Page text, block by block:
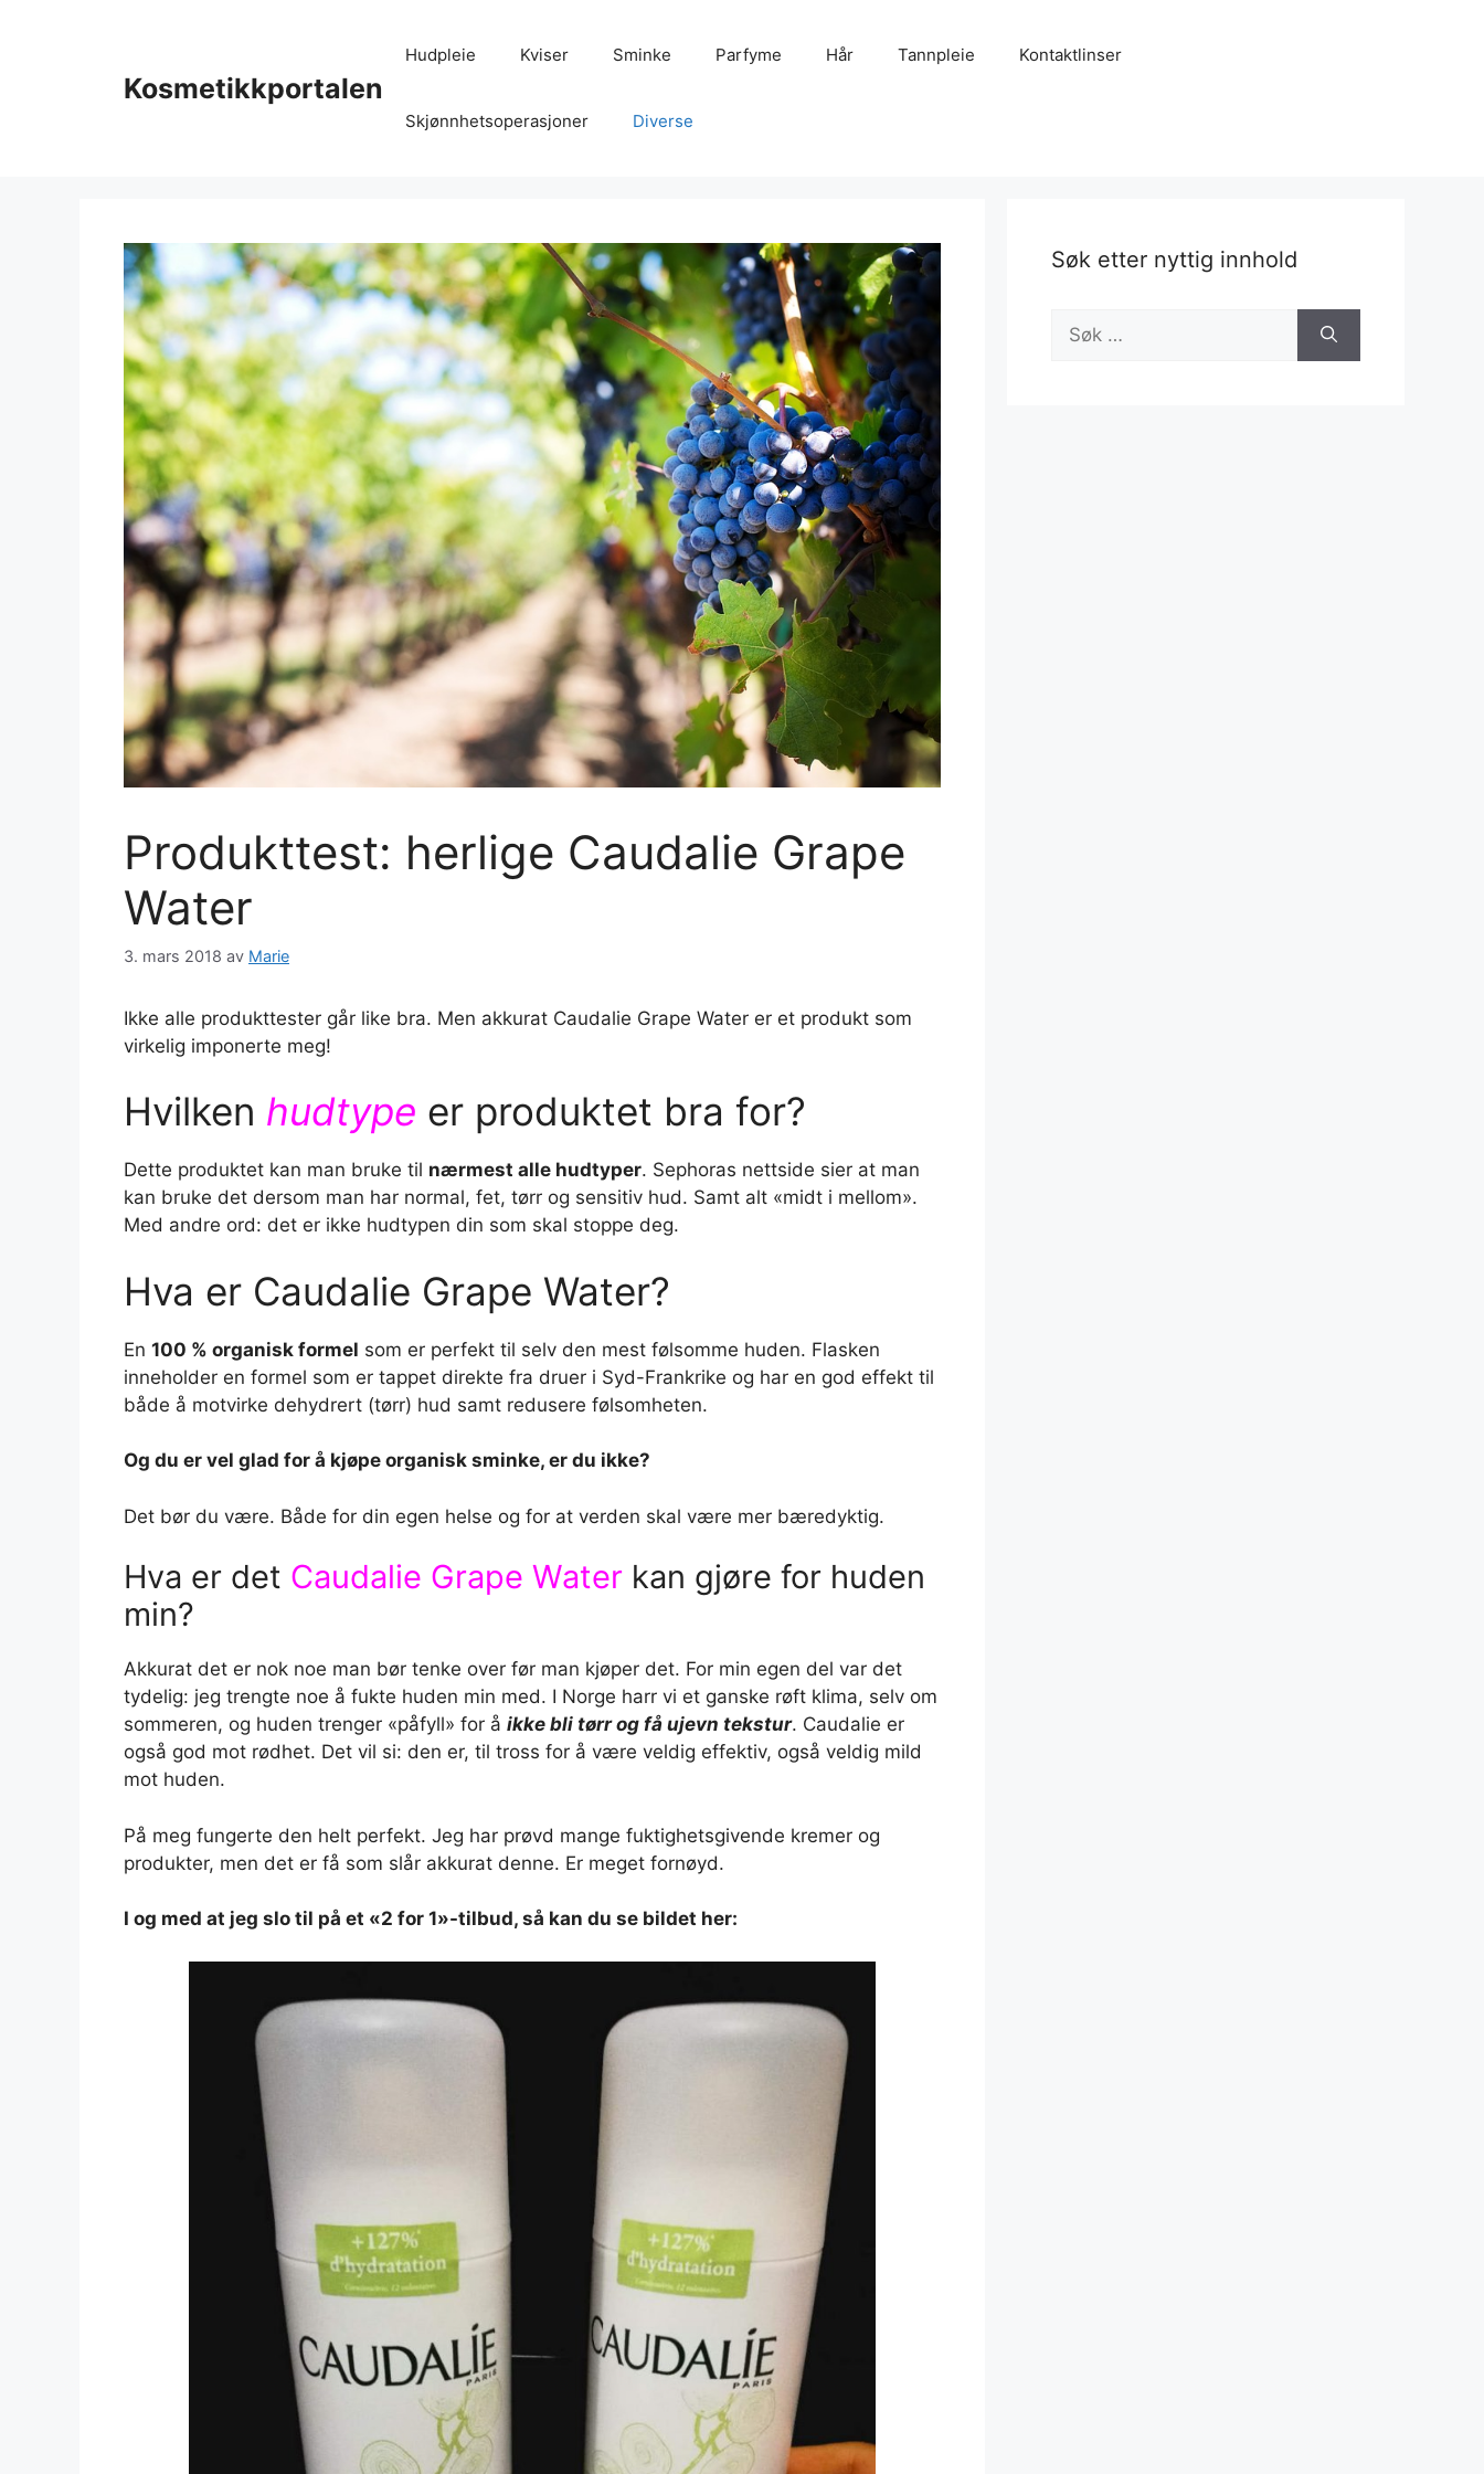
Kosmetikkportalen
Hudpleie Kviser Sminke Parfyme Hår Tannpleie Kontaktlinser
Skjønnhetsoperasjoner Diverse
Produkttest: herlige Caudalie Grape
Water
3. mars 2018 av Marie
Ikke alle produkttester går like bra. Men akkurat Caudalie Grape Water er et produkt som
virkelig imponerte meg!
Hvilken hudtype er produktet bra for?
Dette produktet kan man bruke til nærmest alle hudtyper. Sephoras nettside sier at man
kan bruke det dersom man har normal, fet, tørr og sensitiv hud. Samt alt «midt i mellom».
Med andre ord: det er ikke hudtypen din som skal stoppe deg.
Hva er Caudalie Grape Water?
En 100 % organisk formel som er perfekt til selv den mest følsomme huden. Flasken
inneholder en formel som er tappet direkte fra druer i Syd-Frankrike og har en god effekt til
både å motvirke dehydrert (tørr) hud samt redusere følsomheten.
Og du er vel glad for å kjøpe organisk sminke, er du ikke?
Det bør du være. Både for din egen helse og for at verden skal være mer bæredyktig.
Hva er det Caudalie Grape Water kan gjøre for huden
min?
Akkurat det er nok noe man bør tenke over før man kjøper det. For min egen del var det
tydelig: jeg trengte noe å fukte huden min med. I Norge harr vi et ganske røft klima, selv om
sommeren, og huden trenger «påfyll» for å ikke bli tørr og få ujevn tekstur. Caudalie er
også god mot rødhet. Det vil si: den er, til tross for å være veldig effektiv, også veldig mild
mot huden.
På meg fungerte den helt perfekt. Jeg har prøvd mange fuktighetsgivende kremer og
produkter, men det er få som slår akkurat denne. Er meget fornøyd.
I og med at jeg slo til på et «2 for 1»-tilbud, så kan du se bildet her:
Søk etter nyttig innhold
Søk
etter: